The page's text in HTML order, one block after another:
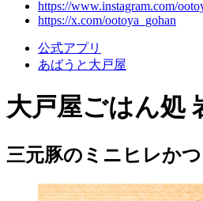
https://www.instagram.com/
https://x.com/ootoya_gohan
公式アプリ
あばうと大戸屋
大戸屋ごはん処
三元豚のミニヒレかつ